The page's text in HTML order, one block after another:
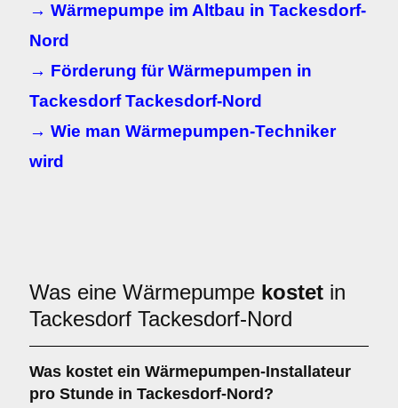
→ Wärmepumpe im Altbau in Tackesdorf-
Nord
→ Förderung für Wärmepumpen in
Tackesdorf Tackesdorf-Nord
→ Wie man Wärmepumpen-Techniker
wird
Was eine Wärmepumpe kostet in
Tackesdorf Tackesdorf-Nord
Was kostet ein Wärmepumpen-Installateur
pro Stunde in Tackesdorf-Nord?